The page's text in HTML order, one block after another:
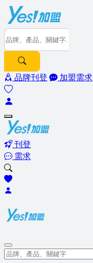
品牌刊登 加盟需求
刊登
需求